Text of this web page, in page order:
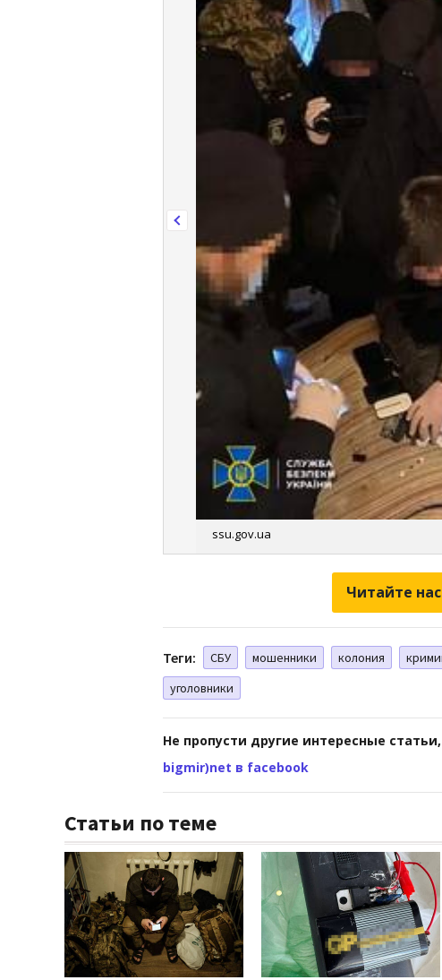
ssu.gov.ua
Читайте
Теги: СБУ мошенники колония
уголовники
Не пропусти другие интересные
bigmir)net в facebook
Статьи по теме